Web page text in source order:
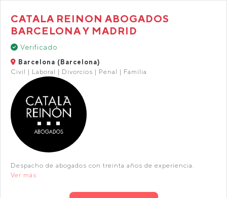
CATALA REINON ABOGADOS
BARCELONA Y MADRID
Verificado
Barcelona (Barcelona)
Civil | Laboral | Divorcios | Penal | Familia
Despacho de abogados con treinta años de experiencia.
Ver más